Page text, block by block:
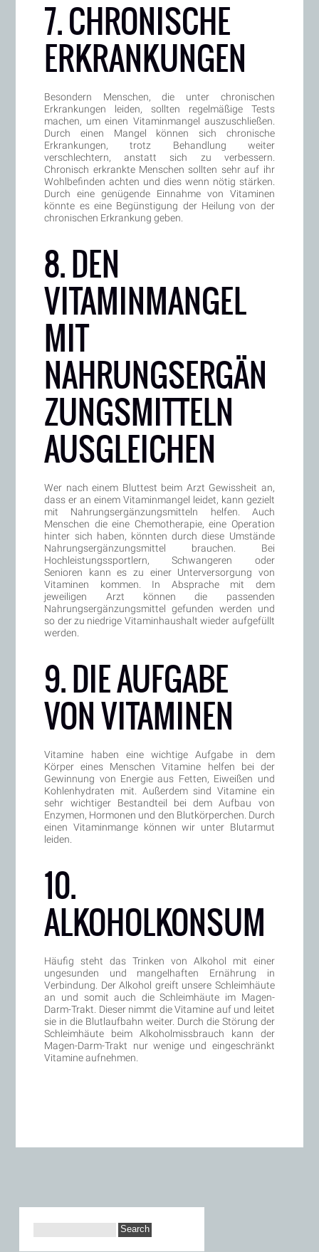
7. CHRONISCHE
ERKRANKUNGEN
Besondern Menschen, die unter chronischen
Erkrankungen leiden, sollten regelmäßige Tests
machen, um einen Vitaminmangel auszuschließen.
Durch einen Mangel können sich chronische
Erkrankungen, trotz Behandlung weiter
verschlechtern, anstatt sich zu verbessern.
Chronisch erkrankte Menschen sollten sehr auf ihr
Wohlbefinden achten und dies wenn nötig stärken.
Durch eine genügende Einnahme von Vitaminen
könnte es eine Begünstigung der Heilung von der
chronischen Erkrankung geben.
8. DEN
VITAMINMANGEL
MIT
NAHRUNGSERGÄN
ZUNGSMITTELN
AUSGLEICHEN
Wer nach einem Bluttest beim Arzt Gewissheit an,
dass er an einem Vitaminmangel leidet, kann gezielt
mit Nahrungsergänzungsmitteln helfen. Auch
Menschen die eine Chemotherapie, eine Operation
hinter sich haben, könnten durch diese Umstände
Nahrungsergänzungsmittel brauchen. Bei
Hochleistungssportlern, Schwangeren oder
Senioren kann es zu einer Unterversorgung von
Vitaminen kommen. In Absprache mit dem
jeweiligen Arzt können die passenden
Nahrungsergänzungsmittel gefunden werden und
so der zu niedrige Vitaminhaushalt wieder aufgefüllt
werden.
9. DIE AUFGABE
VON VITAMINEN
Vitamine haben eine wichtige Aufgabe in dem
Körper eines Menschen Vitamine helfen bei der
Gewinnung von Energie aus Fetten, Eiweißen und
Kohlenhydraten mit. Außerdem sind Vitamine ein
sehr wichtiger Bestandteil bei dem Aufbau von
Enzymen, Hormonen und den Blutkörperchen. Durch
einen Vitaminmange können wir unter Blutarmut
leiden.
10.
ALKOHOLKONSUM
Häufig steht das Trinken von Alkohol mit einer
ungesunden und mangelhaften Ernährung in
Verbindung. Der Alkohol greift unsere Schleimhäute
an und somit auch die Schleimhäute im Magen-
Darm-Trakt. Dieser nimmt die Vitamine auf und leitet
sie in die Blutlaufbahn weiter. Durch die Störung der
Schleimhäute beim Alkoholmissbrauch kann der
Magen-Darm-Trakt nur wenige und eingeschränkt
Vitamine aufnehmen.